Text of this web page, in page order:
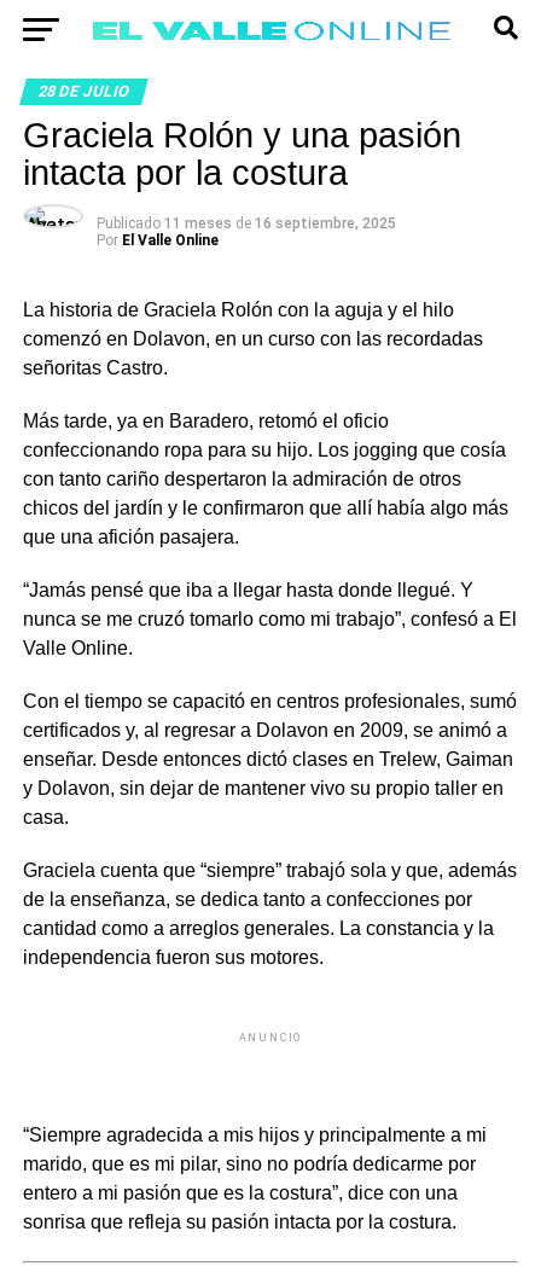
28 DE JULIO
Graciela Rolón y una pasión
intacta por la costura
Publicado 11 meses de 16 septiembre, 2025
Por El Valle Online
La historia de Graciela Rolón con la aguja y el hilo
comenzó en Dolavon, en un curso con las recordadas
señoritas Castro.
Más tarde, ya en Baradero, retomó el oficio
confeccionando ropa para su hijo. Los jogging que cosía
con tanto cariño despertaron la admiración de otros
chicos del jardín y le confirmaron que allí había algo más
que una afición pasajera.
“Jamás pensé que iba a llegar hasta donde llegué. Y
nunca se me cruzó tomarlo como mi trabajo”, confesó a El
Valle Online.
Con el tiempo se capacitó en centros profesionales, sumó
certificados y, al regresar a Dolavon en 2009, se animó a
enseñar. Desde entonces dictó clases en Trelew, Gaiman
y Dolavon, sin dejar de mantener vivo su propio taller en
casa.
Graciela cuenta que “siempre” trabajó sola y que, además
de la enseñanza, se dedica tanto a confecciones por
cantidad como a arreglos generales. La constancia y la
independencia fueron sus motores.
ANUNCIO
“Siempre agradecida a mis hijos y principalmente a mi
marido, que es mi pilar, sino no podría dedicarme por
entero a mi pasión que es la costura”, dice con una
sonrisa que refleja su pasión intacta por la costura.